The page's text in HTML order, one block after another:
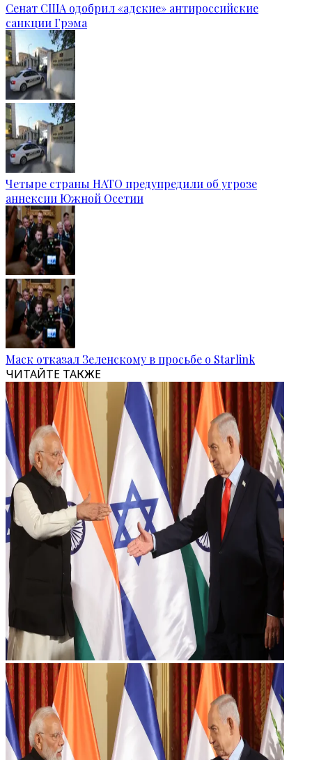
Сенат США одобрил «адские» антироссийские
санкции Грэма
Четыре страны НАТО предупредили об угрозе
аннексии Южной Осетии
Маск отказал Зеленскому в просьбе о Starlink
ЧИТАЙТЕ ТАКЖЕ